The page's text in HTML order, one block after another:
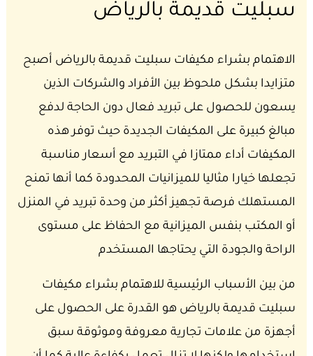
سبليت قديمة بالرياض
الاهتمام بشراء مكيفات سبليت قديمة بالرياض أصبح
متزايدا بشكل ملحوظ بين الأفراد والشركات الذين
يسعون للحصول على تبريد فعال دون الحاجة لدفع
مبالغ كبيرة على المكيفات الجديدة حيث توفر هذه
المكيفات أداء ممتازا في التبريد مع أسعار مناسبة
تجعلها خيارا مثاليا للميزانيات المحدودة كما أنها تمنح
المستهلك فرصة تجهيز أكثر من وحدة تبريد في المنزل
أو المكتب بنفس الميزانية مع الحفاظ على مستوى
الراحة والجودة التي يحتاجها المستخدم
من بين الأسباب الرئيسية للاهتمام بشراء مكيفات
سبليت قديمة بالرياض هو القدرة على الحصول على
أجهزة من علامات تجارية معروفة وموثوقة سبق